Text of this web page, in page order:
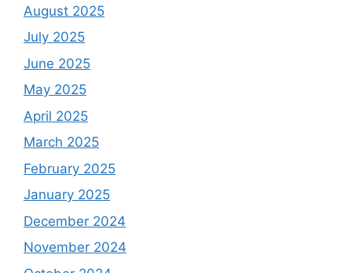
August 2025
July 2025
June 2025
May 2025
April 2025
March 2025
February 2025
January 2025
December 2024
November 2024